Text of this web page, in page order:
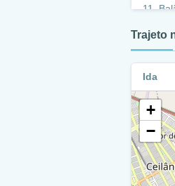
Via
Trajeto
Ida
+
−